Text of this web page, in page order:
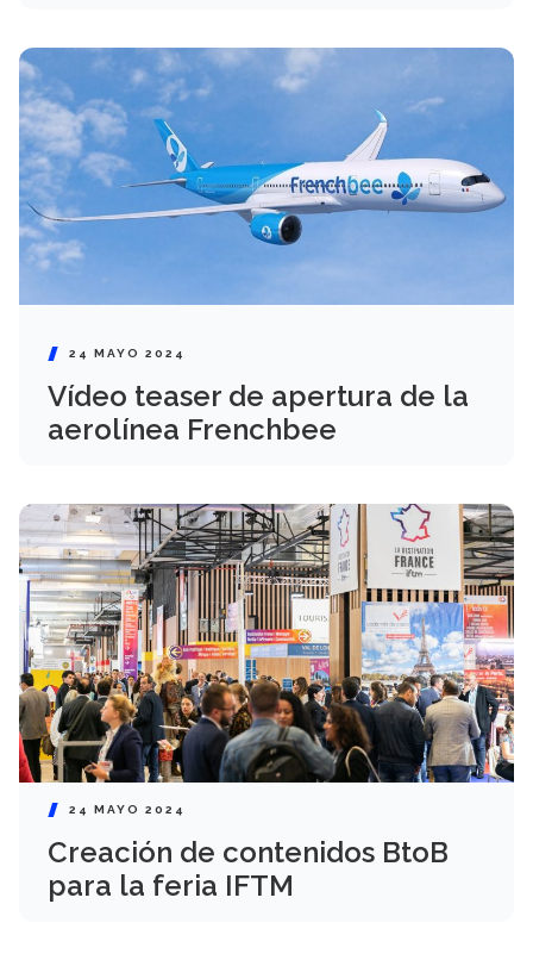
24 MAYO 2024
Vídeo teaser de apertura de la
aerolínea Frenchbee
24 MAYO 2024
Creación de contenidos BtoB
para la feria IFTM